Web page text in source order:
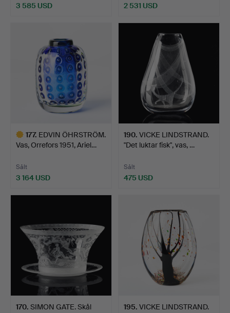
3 585 USD
2 531 USD
177. EDVIN ÖHRSTRÖM.
Vas, Orrefors 1951, Ariel…
Sålt
3 164 USD
190. VICKE LINDSTRAND.
"Det luktar fisk", vas, …
Sålt
475 USD
170. SIMON GATE. Skål
195. VICKE LINDSTRAND.